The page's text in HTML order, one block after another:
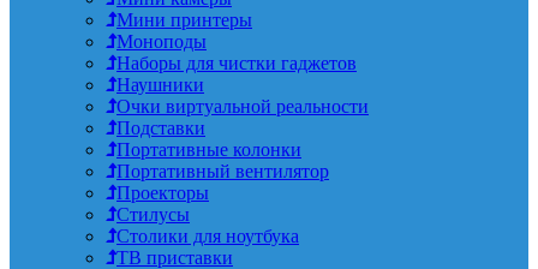
Мини принтеры
Моноподы
Наборы для чистки гаджетов
Наушники
Очки виртуальной реальности
Подставки
Портативные колонки
Портативный вентилятор
Проекторы
Стилусы
Столики для ноутбука
ТВ приставки